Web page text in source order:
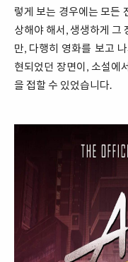
렇게 보는 경우에는 모든
상해야 해서, 생생하게 그
만, 다행히 영화를 보고
현되었던 장면이, 소설에
을 접할 수 있었습니다.